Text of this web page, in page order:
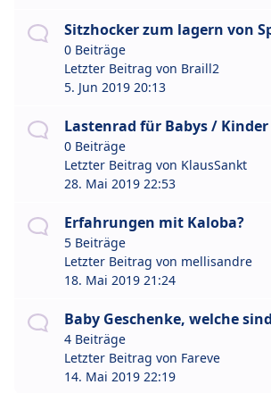
Sitzhocker zum lagern von
0 Beiträge
Letzter Beitrag von Braill2
5. Jun 2019 20:13
Lastenrad für Babys / Kinder
0 Beiträge
Letzter Beitrag von KlausSankt
28. Mai 2019 22:53
Erfahrungen mit Kaloba?
5 Beiträge
Letzter Beitrag von mellisandre
18. Mai 2019 21:24
Baby Geschenke, welche
4 Beiträge
Letzter Beitrag von Fareve
14. Mai 2019 22:19